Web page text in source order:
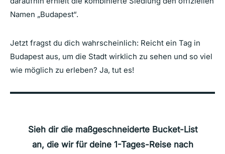
Namen „Budapest“.
Jetzt fragst du dich wahrscheinlich: Reicht ein Tag in
Budapest aus, um die Stadt wirklich zu sehen und so viel
wie möglich zu erleben? Ja, tut es!
Sieh dir die maßgeschneiderte Bucket-List
an, die wir für deine 1-Tages-Reise nach